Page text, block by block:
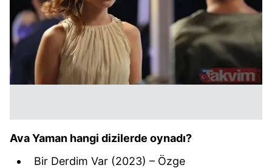
Ava Yaman hangi dizilerde oynadı?
Bir Derdim Var (2023) – Özge